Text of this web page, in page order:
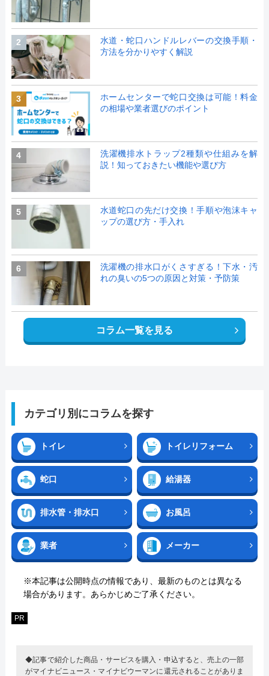
2
水道・蛇口ハンドルレバーの交換手順・
方法を分かりやすく解説
3
ホームセンターで蛇口交換は可能！料金
の相場や業者選びのポイント
4
洗濯機排水トラップ2種類や仕組みを解
説！知っておきたい機能や選び方
5
水道蛇口の先だけ交換！手順や泡沫キャ
ップの選び方・手入れ
6
洗濯機の排水口がくさすぎる！下水・汚
れの臭いの5つの原因と対策・予防策
コラム一覧を見る
カテゴリ別にコラムを探す
トイレ トイレリフォーム
蛇口 給湯器
排水管・排水口 お風呂
業者 メーカー
※本記事は公開時点の情報であり、最新のものとは異なる
場合があります。あらかじめご了承ください。
PR
◆記事で紹介した商品・サービスを購入・申込すると、売上の一部
がマイナビニュース・マイナビウーマンに還元されることがありま